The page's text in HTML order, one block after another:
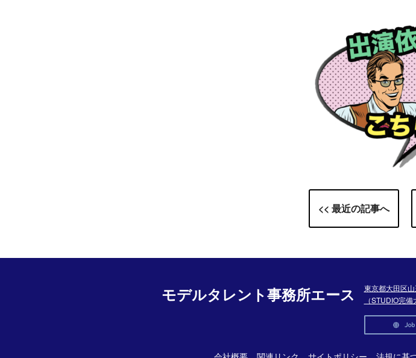
<< 最近の記事へ
モデルタレント事務所エース
東京都大田区
（STUDIO完